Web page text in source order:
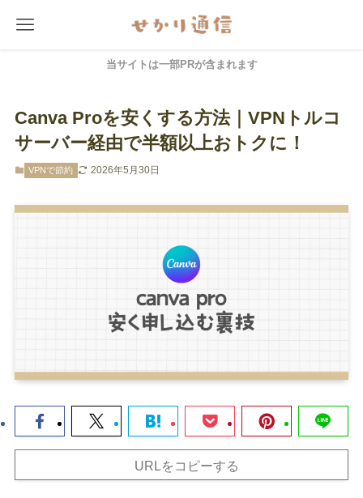
当サイトは一部PRが含まれます
Canva Proを安くする方法｜VPNトルコ
サーバー経由で半額以上おトクに！
VPNで節約 2026年5月30日
URLをコピーする